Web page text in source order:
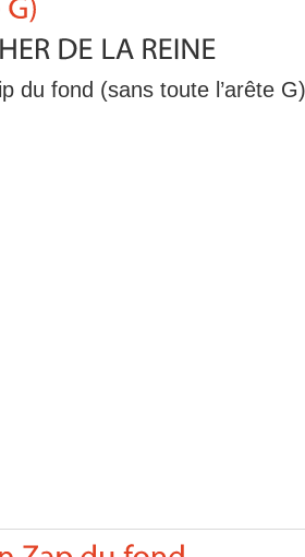
du fond (sans toute l’arête G)